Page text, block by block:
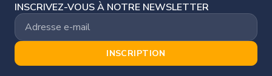
INSCRIVEZ-VOUS À NOTRE NEWSLETTER
INSCRIPTION